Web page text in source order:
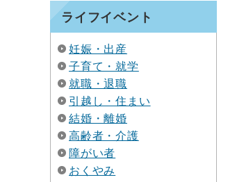
ライフイベント
妊娠・出産
子育て・就学
就職・退職
引越し・住まい
結婚・離婚
高齢者・介護
障がい者
おくやみ